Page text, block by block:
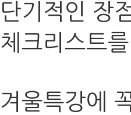
단기적인 장
체크리스트
겨울특강에